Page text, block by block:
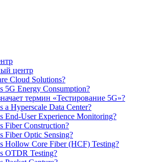
центр
Cloud Solutions?
5G Energy Consumption?
термин «Тестирование 5G»?
a Hyperscale Data Center?
End-User Experience Monitoring?
Fiber Construction?
Fiber Optic Sensing?
Hollow Core Fiber (HCF) Testing?
OTDR Testing?